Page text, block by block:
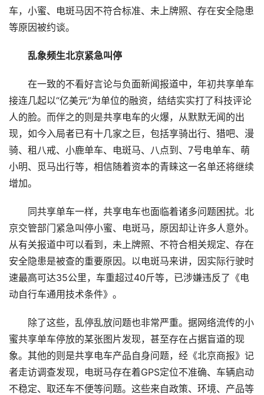
车，小蜜、电斑马因不符合标准、未上牌照、存在安全隐患
等原因被约谈。
乱象频生北京紧急叫停
在一致的不看好言论与负面新闻报道中，年初共享单车
接连几起以“亿美元”为单位的融资，结结实实打了科技评论
人的脸。而伴之的则是共享电车的火爆，从默默无闻的出
现，如今入局者已有十几家之巨，包括享骑出行、猎吧、漫
骑、租八戒、小鹿单车、电斑马、八点到、7号电单车、萌
小明、觅马出行等，相信随着资本的青睐这一名单还将继续
增加。
同共享单车一样，共享电车也面临着诸多问题困扰。北
京交管部门紧急叫停小蜜、电斑马，原因却让许多人意外。
从有关报道中可以看到，未上牌照、不符合相关规定、存在
安全隐患是被查的重要原因。以电斑马来讲，因实际行驶时
速最高可达35公里，车重超过40斤等，已涉嫌违反了《电
动自行车通用技术条件》。
除了这些，乱停乱放问题也非常严重。据网络流传的小
蜜共享单车停放的某张图片发现，甚至存在占据盲道的现
象。其他的则是共享电车产品自身问题，经《北京商报》记
者走访调查发现，电斑马存在着GPS定位不准确、车辆启动
不稳定、取还车不便等问题。这些来自政策、环境、产品等